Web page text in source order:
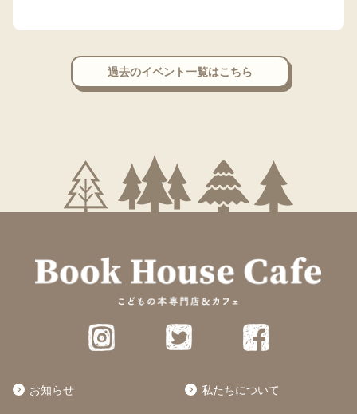
過去のイベント一覧はこちら
お知らせ 私たちについて